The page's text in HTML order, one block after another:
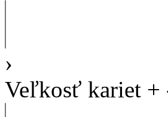
›
Veľkosť kariet +